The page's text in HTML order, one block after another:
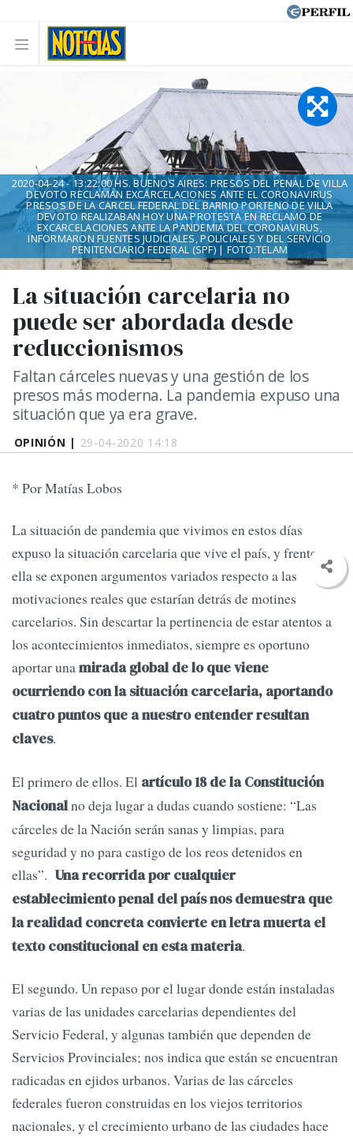
OPINIÓN | 29-04-2020 14:18
La situación carcelaria no
puede ser abordada desde
reduccionismos
Faltan cárceles nuevas y una gestión de los
presos más moderna. La pandemia expuso una
situación que ya era grave.
2020-04-24 - 13:22:00 HS. BUENOS AIRES: PRESOS DEL PENAL DE VILLA
DEVOTO RECLAMAN EXCARCELACIONES ANTE EL CORONAVIRUS
PRESOS DE LA CARCEL FEDERAL DEL BARRIO PORTENO DE VILLA
DEVOTO REALIZABAN HOY UNA PROTESTA EN RECLAMO DE
EXCARCELACIONES ANTE LA PANDEMIA DEL CORONAVIRUS,
INFORMARON FUENTES JUDICIALES, POLICIALES Y DEL SERVICIO
PENITENCIARIO FEDERAL (SPF) | FOTO:TELAM
* Por Matías Lobos
La situación de pandemia que vivimos en estos días
expuso la situación carcelaria que vive el país, y frente a
ella se exponen argumentos variados respecto a las
motivaciones reales que estarían detrás de motines
carcelarios. Sin descartar la pertinencia de estar atentos a
los acontecimientos inmediatos, siempre es oportuno
aportar unamirada global de lo que viene
ocurriendo con la situación carcelaria, aportando
cuatro puntos que a nuestro entender resultan
claves.
El primero de ellos. El artículo 18 de la Constitución
Nacionalno deja lugar a dudas cuando sostiene: “Las
cárceles de la Nación serán sanas y limpias, para
seguridad y no para castigo de los reos detenidos en
ellas”. Una recorrida por cualquier
establecimiento penal del país nos demuestra que
la realidad concreta convierte en letra muerta el
texto constitucional en esta materia.
El segundo. Un repaso por el lugar donde están instaladas
varias de las unidades carcelarias dependientes del
Servicio Federal, y algunas también que dependen de
Servicios Provinciales; nos indica que están se encuentran
radicadas en ejidos urbanos. Varias de las cárceles
federales fueron construidas en los viejos territorios
nacionales, y el crecimiento urbano de las ciudades hace